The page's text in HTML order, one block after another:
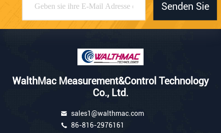
Senden Sie
WalthMac Measurement&Control Technology
Co., Ltd.
sales1@walthmac.com
86-816-2976161